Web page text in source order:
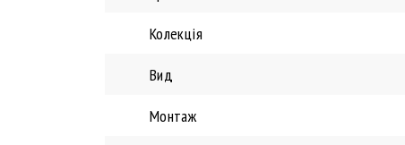
Колекція
Вид
Монтаж